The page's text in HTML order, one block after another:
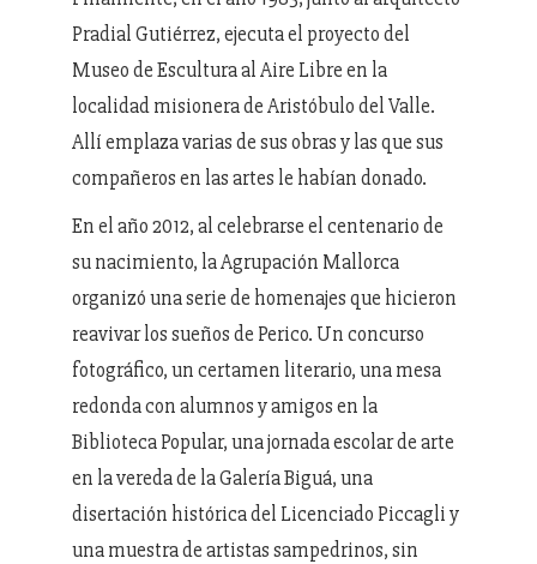
Pradial Gutiérrez, ejecuta el proyecto del
Museo de Escultura al Aire Libre en la
localidad misionera de Aristóbulo del Valle.
Allí emplaza varias de sus obras y las que sus
compañeros en las artes le habían donado.
En el año 2012, al celebrarse el centenario de
su nacimiento, la Agrupación Mallorca
organizó una serie de homenajes que hicieron
reavivar los sueños de Perico. Un concurso
fotográfico, un certamen literario, una mesa
redonda con alumnos y amigos en la
Biblioteca Popular, una jornada escolar de arte
en la vereda de la Galería Biguá, una
disertación histórica del Licenciado Piccagli y
una muestra de artistas sampedrinos, sin